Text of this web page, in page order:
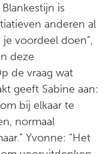
is
anderen al
voordeel doen”,
deze
de vraag wat
geeft Sabine aan:
bij elkaar te
normaal
Yvonne: “Het